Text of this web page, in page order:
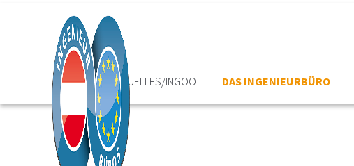
HOME AKTUELLES/INGOO DAS INGENIEURBÜRO